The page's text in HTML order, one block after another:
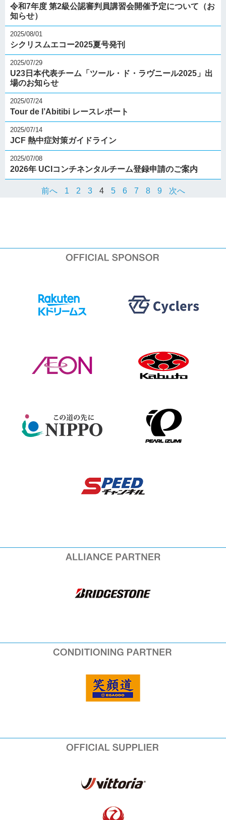
令和7年度 第2級公認審判員講習会開催予定について（お
知らせ）
2025/08/01
シクリスムエコー2025夏号発刊
2025/07/29
U23日本代表チーム「ツール・ド・ラヴニール2025」出
場のお知らせ
2025/07/24
Tour de l’Abitibi レースレポート
2025/07/14
JCF 熱中症対策ガイドライン
2025/07/08
2026年 UCIコンチネンタルチーム登録申請のご案内
前へ 1 2 3 4 5 6 7 8 9 次へ